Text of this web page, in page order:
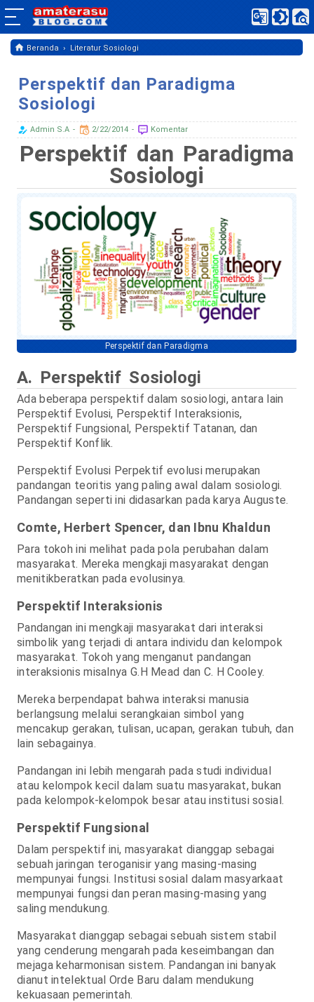
Beranda › Literatur Sosiologi
Perspektif dan Paradigma
Sosiologi
Admin S.A 2/22/2014 Komentar
Perspektif dan Paradigma
Sosiologi
Perspektif dan Paradigma
A. Perspektif Sosiologi
Ada beberapa perspektif dalam sosiologi, antara lain
Perspektif Evolusi, Perspektif Interaksionis,
Perspektif Fungsional, Perspektif Tatanan, dan
Perspektif Konflik.
Perspektif Evolusi Perpektif evolusi merupakan
pandangan teoritis yang paling awal dalam sosiologi.
Pandangan seperti ini didasarkan pada karya Auguste.
Comte, Herbert Spencer, dan Ibnu Khaldun
Para tokoh ini melihat pada pola perubahan dalam
masyarakat. Mereka mengkaji masyarakat dengan
menitikberatkan pada evolusinya.
Perspektif Interaksionis
Pandangan ini mengkaji masyarakat dari interaksi
simbolik yang terjadi di antara individu dan kelompok
masyarakat. Tokoh yang menganut pandangan
interaksionis misalnya G.H Mead dan C. H Cooley.
Mereka berpendapat bahwa interaksi manusia
berlangsung melalui serangkaian simbol yang
mencakup gerakan, tulisan, ucapan, gerakan tubuh, dan
lain sebagainya.
Pandangan ini lebih mengarah pada studi individual
atau kelompok kecil dalam suatu masyarakat, bukan
pada kelompok-kelompok besar atau institusi sosial.
Perspektif Fungsional
Dalam perspektif ini, masyarakat dianggap sebagai
sebuah jaringan teroganisir yang masing-masing
mempunyai fungsi. Institusi sosial dalam masyarkaat
mempunyai fungsi dan peran masing-masing yang
saling mendukung.
Masyarakat dianggap sebagai sebuah sistem stabil
yang cenderung mengarah pada keseimbangan dan
mejaga keharmonisan sistem. Pandangan ini banyak
dianut intelektual Orde Baru dalam mendukung
kekuasaan pemerintah.